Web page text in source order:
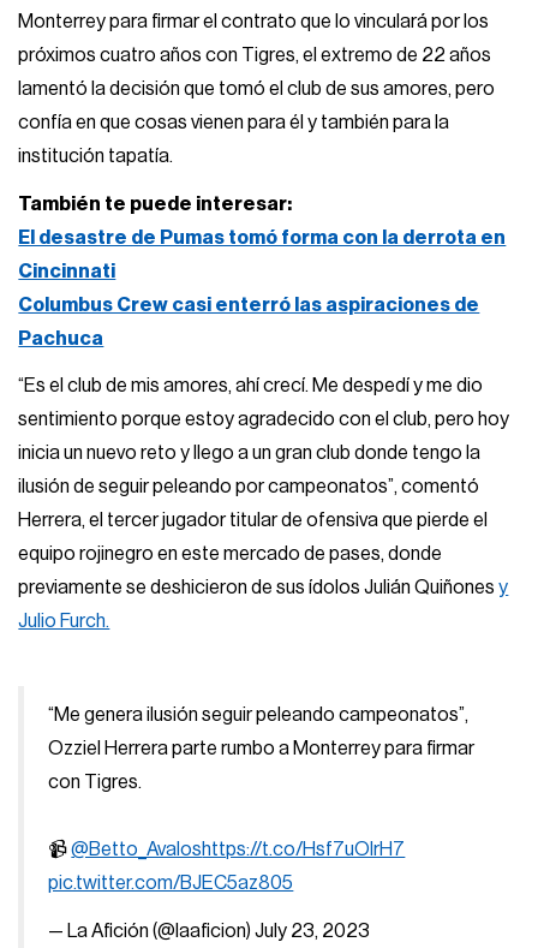
Monterrey para firmar el contrato que lo vinculará por los
próximos cuatro años con Tigres, el extremo de 22 años
lamentó la decisión que tomó el club de sus amores, pero
confía en que cosas vienen para él y también para la
institución tapatía.
También te puede interesar:
El desastre de Pumas tomó forma con la derrota en
Cincinnati
Columbus Crew casi enterró las aspiraciones de
Pachuca
“Es el club de mis amores, ahí crecí. Me despedí y me dio
sentimiento porque estoy agradecido con el club, pero hoy
inicia un nuevo reto y llego a un gran club donde tengo la
ilusión de seguir peleando por campeonatos”, comentó
Herrera, el tercer jugador titular de ofensiva que pierde el
equipo rojinegro en este mercado de pases, donde
previamente se deshicieron de sus ídolos Julián Quiñonesy
Julio Furch.
“Me genera ilusión seguir peleando campeonatos”,
Ozziel Herrera parte rumbo a Monterrey para firmar
con Tigres.
📹@Betto_Avaloshttps://t.co/Hsf7uOlrH7
pic.twitter.com/BJEC5az805
— La Afición (@laaficion)July 23, 2023